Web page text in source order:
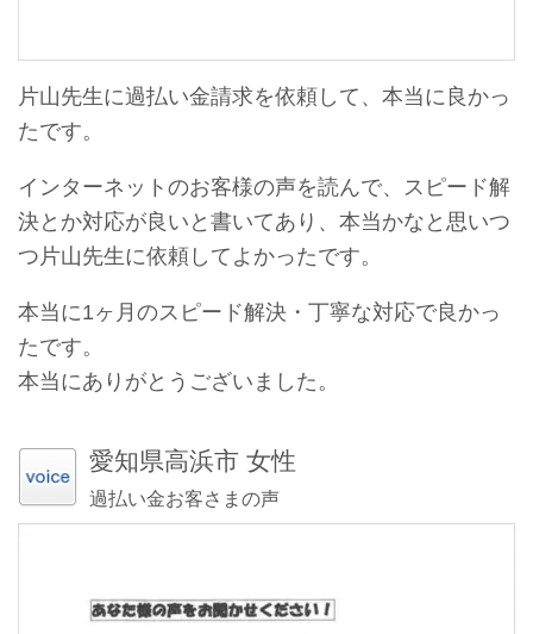
片山先生に過払い金請求を依頼して、本当に良かっ
たです。
インターネットのお客様の声を読んで、スピード解
決とか対応が良いと書いてあり、本当かなと思いつ
つ片山先生に依頼してよかったです。
本当に1ヶ月のスピード解決・丁寧な対応で良かっ
たです。
本当にありがとうございました。
愛知県高浜市 女性
過払い金お客さまの声